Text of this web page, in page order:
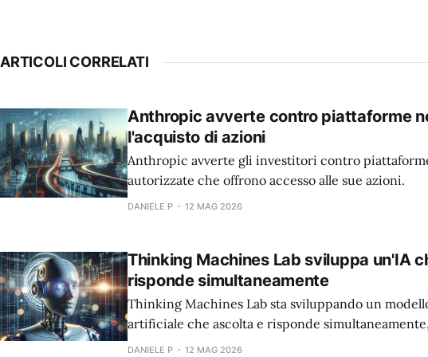
ARTICOLI CORRELATI
Anthropic avverte contro piattaforme
l'acquisto di azioni
Anthropic avverte gli investitori contro
autorizzate che offrono accesso alle sue azioni.
DANIELE P 12 MAG 2026
Thinking Machines Lab sviluppa un'IA
risponde simultaneamente
Thinking Machines Lab sta sviluppando un
artificiale che ascolta e risponde
l'interazione uomo-macchina.
DANIELE P 12 MAG 2026